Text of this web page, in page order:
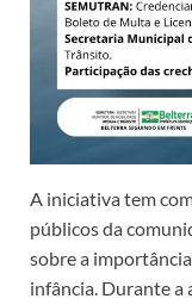
A iniciativa tem
públicos da
sobre a
infância. Durante a